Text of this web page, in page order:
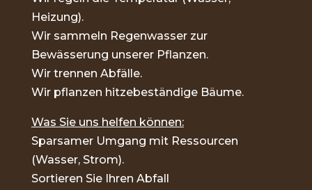
Heizung).
Wir sammeln Regenwasser zur
Bewässerung unserer Pflanzen.
Wir trennen Abfälle.
Wir pflanzen hitzebeständige Bäume.
Was Sie uns helfen können:
Sparsamer Umgang mit Ressourcen
(Wasser, Strom).
Sortieren Sie Ihren Abfall